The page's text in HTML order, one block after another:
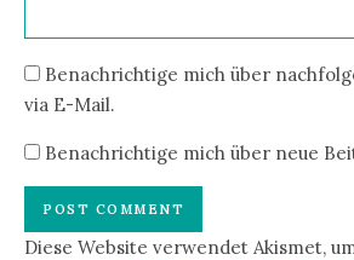
Benachrichtige mich über
via E-Mail.
Benachrichtige mich über neue
Diese Website verwendet Akismet,